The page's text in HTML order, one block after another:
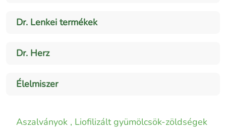
Dr. Lenkei termékek
Dr. Herz
Élelmiszer
Aszalványok , Liofilizált gyümölcsök-zöldségek